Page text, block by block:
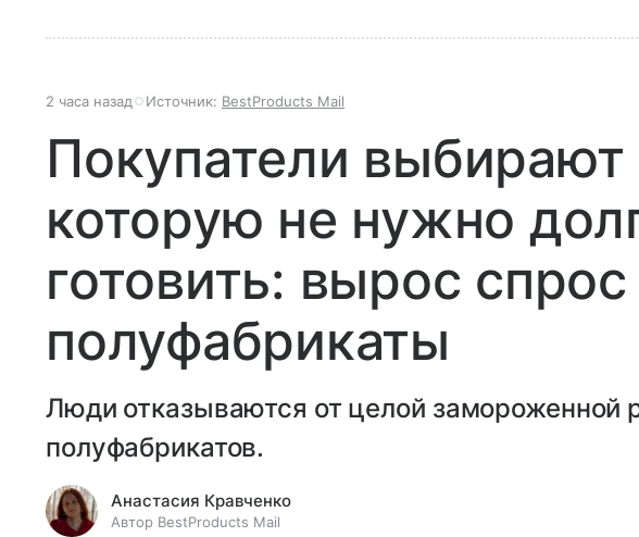
2 часа назад Источник: BestProducts Mail
Покупатели
которую не нужно
готовить: вырос спрос
полуфабрикаты
Люди отказываются от целой замороженной
полуфабрикатов.
Анастасия Кравченко
Автор BestProducts Mail